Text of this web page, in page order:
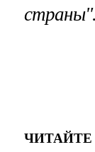
страны".